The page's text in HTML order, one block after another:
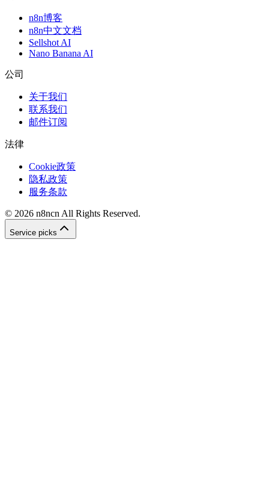
n8n博客
n8n中文文档
Sellshot AI
Nano Banana AI
公司
关于我们
联系我们
邮件订阅
法律
Cookie政策
隐私政策
服务条款
© 2026 n8ncn All Rights Reserved.
Service picks